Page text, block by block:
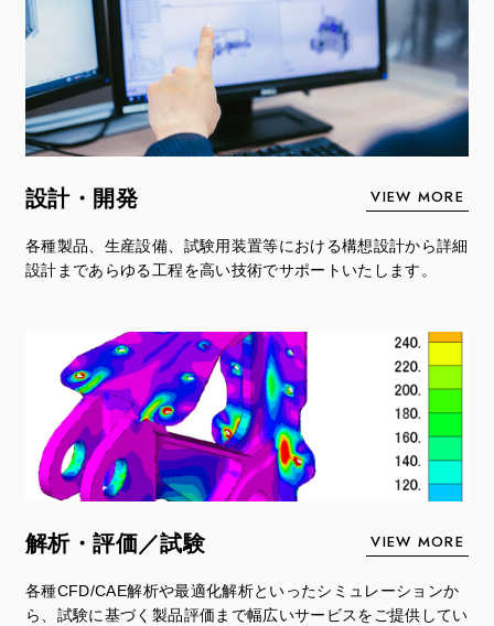
設計・開発 VIEW MORE
各種製品、生産設備、試験用装置等における構想設計から詳細
設計まであらゆる工程を高い技術でサポートいたします。
解析・評価／試験 VIEW MORE
各種CFD/CAE解析や最適化解析といったシミュレーションか
ら、試験に基づく製品評価まで幅広いサービスをご提供してい